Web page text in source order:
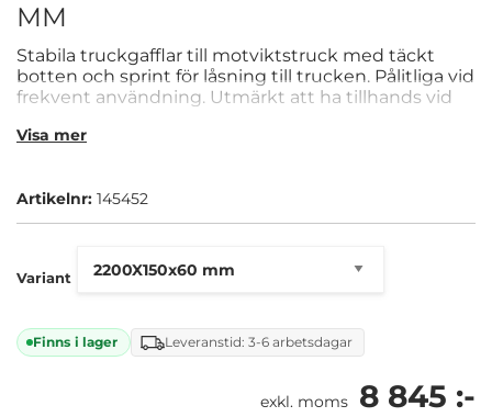
MM
Stabila truckgafflar till motviktstruck med täckt
botten och sprint för låsning till trucken. Pålitliga vid
frekvent användning. Utmärkt att ha tillhands vid
Visa mer
Artikelnr: 145452
Variant
Finns i lager Leveranstid: 3-6 arbetsdagar
exkl. moms 8 845 :-